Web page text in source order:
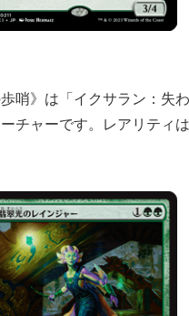
哨》は「イクサラン：失
チャーです。レアリティは